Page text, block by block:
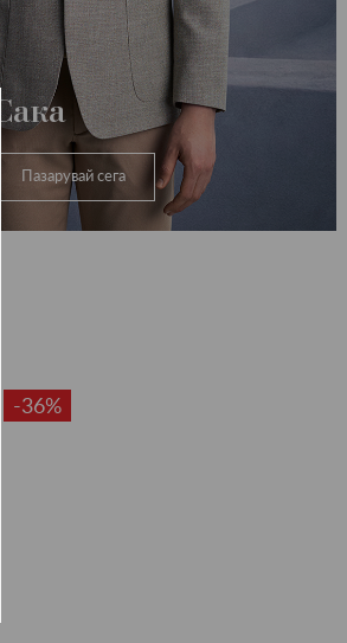
Сака
Пазарувай сега
-36%